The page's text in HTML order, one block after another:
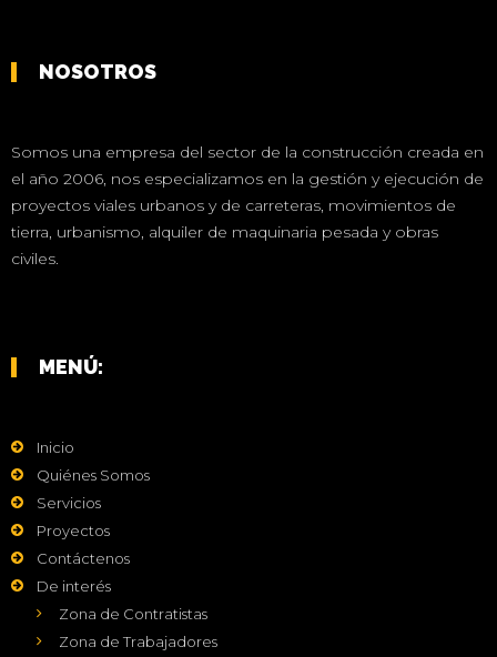
NOSOTROS
Somos una empresa del sector de la construcción creada en
el año 2006, nos especializamos en la gestión y ejecución de
proyectos viales urbanos y de carreteras, movimientos de
tierra, urbanismo, alquiler de maquinaria pesada y obras
civiles.
MENÚ:
Inicio
Quiénes Somos
Servicios
Proyectos
Contáctenos
De interés
Zona de Contratistas
Zona de Trabajadores